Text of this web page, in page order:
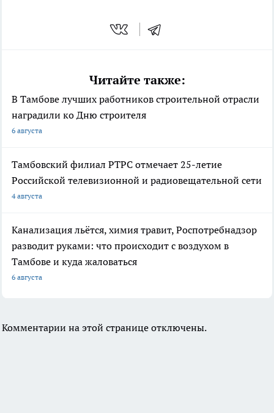
Читайте также:
В Тамбове лучших работников строительной отрасли
наградили ко Дню строителя
6 августа
Тамбовский филиал РТРС отмечает 25-летие
Российской телевизионной и радиовещательной сети
4 августа
Канализация льётся, химия травит, Роспотребнадзор
разводит руками: что происходит с воздухом в
Тамбове и куда жаловаться
6 августа
Комментарии на этой странице отключены.